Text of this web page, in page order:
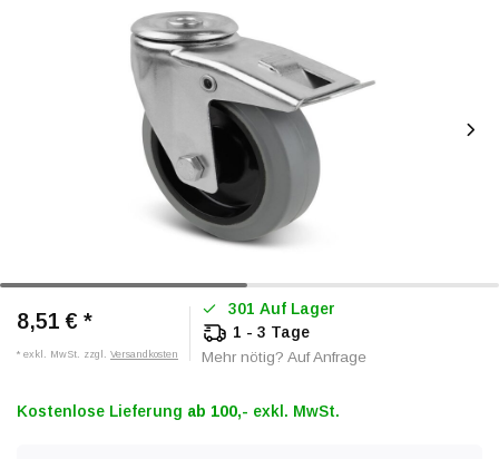
8,51 € *
* exkl. MwSt. zzgl. Versandkosten
301 Auf Lager
1 - 3 Tage
Mehr nötig? Auf Anfrage
Kostenlose Lieferung ab 100,- exkl. MwSt.